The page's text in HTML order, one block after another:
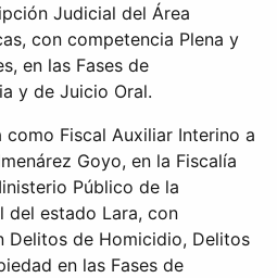
Judicial del Área
con competencia Plena y
en las Fases de
y de Juicio Oral.
como Fiscal Auxiliar Interino a
Goyo, en la Fiscalía
Público de la
del estado Lara, con
Delitos de Homicidio, Delitos
en las Fases de